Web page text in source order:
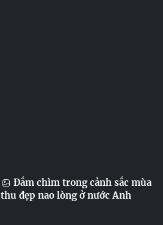
Đắm chìm trong cảnh sắc mùa
thu đẹp nao lòng ở nước Anh